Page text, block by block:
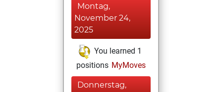
Montag,
November 24,
2025
You learned 1
positions MyMoves
Donnerstag,